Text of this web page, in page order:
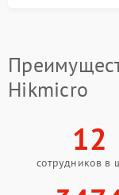
Hikmicro
12
сотрудников в